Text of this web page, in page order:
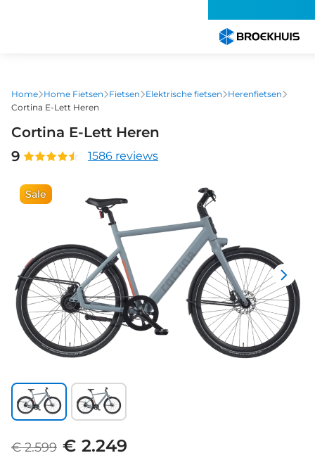
gaan
Home Home Fietsen Fietsen Elektrische fietsen
Herenfietsen
Cortina E-Lett Heren
Cortina E-Lett Heren
9
1586 reviews
Sale
€ 2.599 € 2.249